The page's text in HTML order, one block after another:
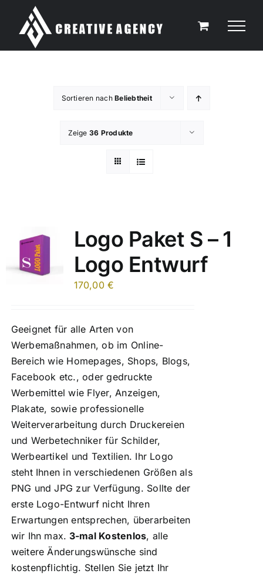
Inhalt
springen
Sortieren nachBeliebtheit
Zeige 36 Produkte
Logo Paket S – 1
Logo Entwurf
170,00€
Geeignet für alle Arten von
Werbemaßnahmen, ob im Online-
Bereich wie Homepages, Shops, Blogs,
Facebook etc., oder gedruckte
Werbemittel wie Flyer, Anzeigen,
Plakate, sowie professionelle
Weiterverarbeitung durch Druckereien
und Werbetechniker für Schilder,
Werbeartikel und Textilien. Ihr Logo
steht Ihnen in verschiedenen Größen als
PNG und JPG zur Verfügung. Sollte der
erste Logo-Entwurf nicht Ihren
Erwartungen entsprechen, überarbeiten
wir Ihn max. 3-mal Kostenlos, alle
weitere Änderungswünsche sind
kostenpflichtig. Stellen Sie jetzt Ihr